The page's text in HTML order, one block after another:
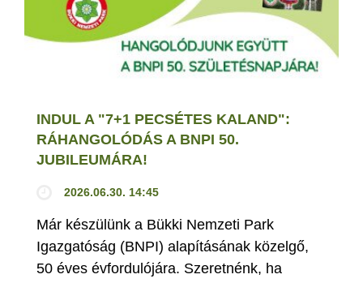
INDUL A "7+1 PECSÉTES KALAND":
RÁHANGOLÓDÁS A BNPI 50.
JUBILEUMÁRA!
2026.06.30. 14:45
Már készülünk a Bükki Nemzeti Park
Igazgatóság (BNPI) alapításának közelgő,
50 éves évfordulójára. Szeretnénk, ha